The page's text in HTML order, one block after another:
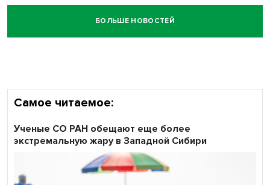
БОЛЬШЕ НОВОСТЕЙ
Самое читаемое:
Ученые СО РАН обещают еще более
экстремальную жару в Западной Сибири